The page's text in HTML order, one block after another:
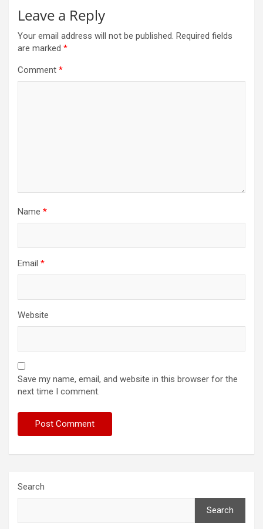
Leave a Reply
Your email address will not be published. Required fields
are marked *
Comment *
Name *
Email *
Website
Save my name, email, and website in this browser for the
next time I comment.
Search
Search